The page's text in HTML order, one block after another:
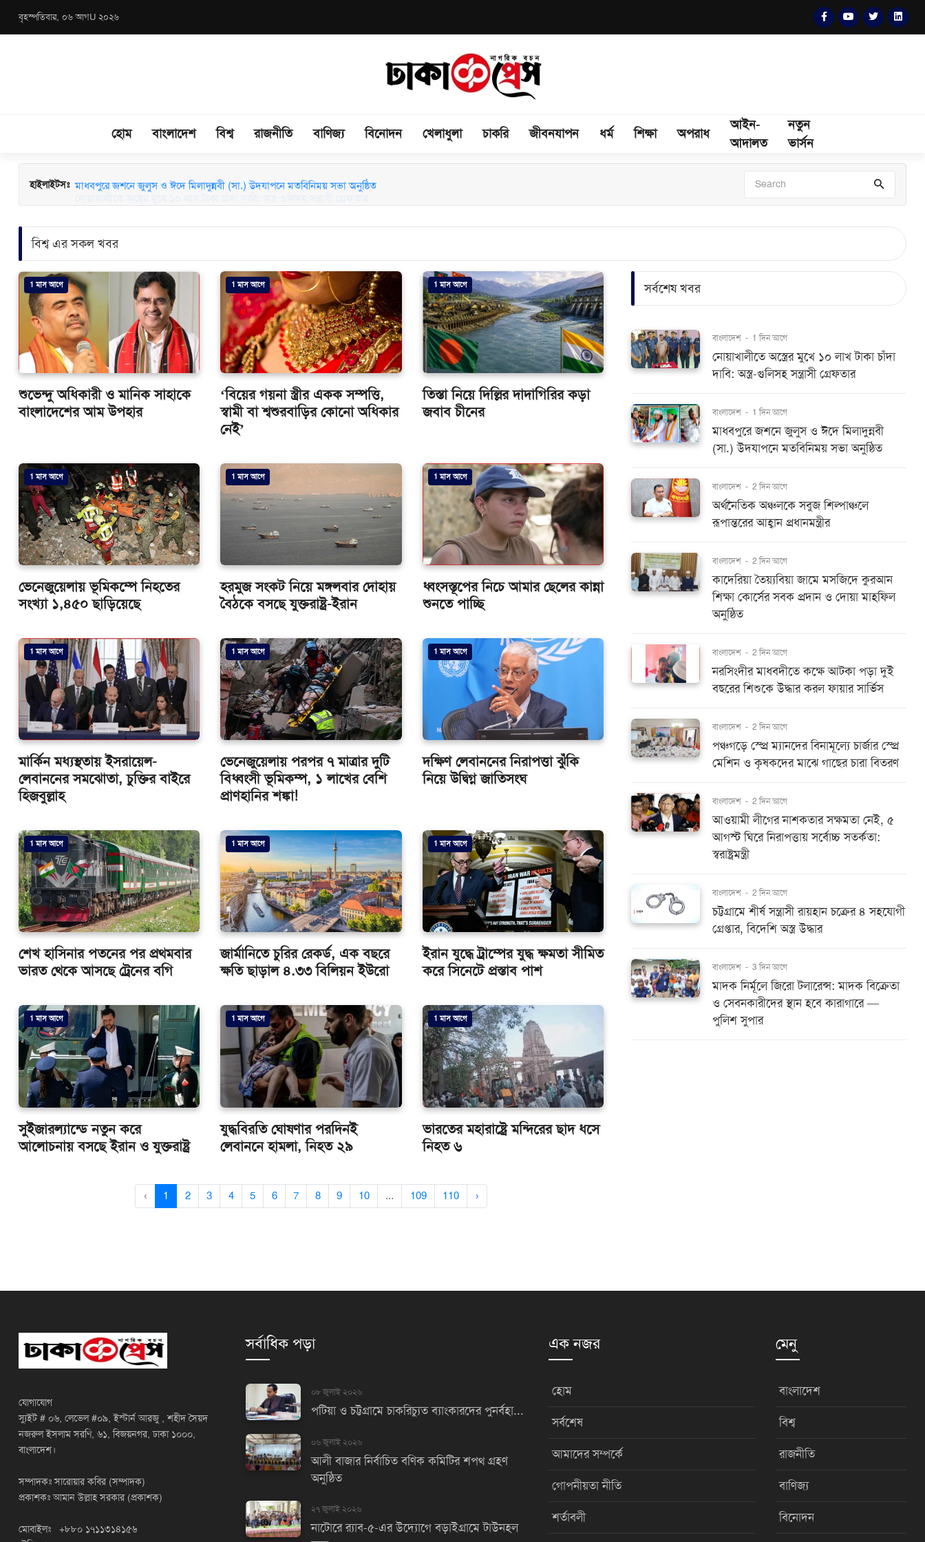
বৃহস্পতিবার, ০৬ আগU ২০২৬
হোম বাংলাদেশ বিশ্ব রাজনীতি বাণিজ্য বিনোদন খেলাধুলা চাকরি জীবনযাপন ধর্ম শিক্ষা অপরাধ
আইন-
আদালত
নতুন
ভার্সন
হাইলাইটসঃ মাধবপুরে জশনে জুলুস ও ঈদে মিলাদুন্নবী (সা.) উদযাপনে মতবিনিময় সভা অনুষ্ঠিত
বিশ্ব এর সকল খবর
1 মাস আগে
শুভেন্দু অধিকারী ও মানিক সাহাকে
বাংলাদেশের আম উপহার
1 মাস আগে
‘বিয়ের গয়না স্ত্রীর একক সম্পত্তি,
স্বামী বা শ্বশুরবাড়ির কোনো অধিকার
নেই’
1 মাস আগে
তিস্তা নিয়ে দিল্লির দাদাগিরির কড়া
জবাব চীনের
1 মাস আগে
ভেনেজুয়েলায় ভূমিকম্পে নিহতের
সংখ্যা ১,৪৫০ ছাড়িয়েছে
1 মাস আগে
হরমুজ সংকট নিয়ে মঙ্গলবার দোহায়
বৈঠকে বসছে যুক্তরাষ্ট্র-ইরান
1 মাস আগে
ধ্বংসস্তূপের নিচে আমার ছেলের কান্না
শুনতে পাচ্ছি
1 মাস আগে
মার্কিন মধ্যস্থতায় ইসরায়েল-
লেবাননের সমঝোতা, চুক্তির বাইরে
হিজবুল্লাহ
1 মাস আগে
ভেনেজুয়েলায় পরপর ৭ মাত্রার দুটি
বিধ্বংসী ভূমিকম্প, ১ লাখের বেশি
প্রাণহানির শঙ্কা!
1 মাস আগে
দক্ষিণ লেবাননের নিরাপত্তা ঝুঁকি
নিয়ে উদ্বিগ্ন জাতিসংঘ
1 মাস আগে
শেখ হাসিনার পতনের পর প্রথমবার
ভারত থেকে আসছে ট্রেনের বগি
1 মাস আগে
জার্মানিতে চুরির রেকর্ড, এক বছরে
ক্ষতি ছাড়াল ৪.৩৩ বিলিয়ন ইউরো
1 মাস আগে
ইরান যুদ্ধে ট্রাম্পের যুদ্ধ ক্ষমতা সীমিত
করে সিনেটে প্রস্তাব পাশ
1 মাস আগে
সুইজারল্যান্ডে নতুন করে
আলোচনায় বসছে ইরান ও যুক্তরাষ্ট্র
1 মাস আগে
যুদ্ধবিরতি ঘোষণার পরদিনই
লেবাননে হামলা, নিহত ২৯
1 মাস আগে
ভারতের মহারাষ্ট্রে মন্দিরের ছাদ ধসে
নিহত ৬
‹ 1 2 3 4 5 6 7 8 9 10 ... 109 110 ›
সর্বশেষ খবর
বাংলাদেশ - 1 দিন আগে
নোয়াখালীতে অস্ত্রের মুখে ১০ লাখ টাকা চাঁদা
দাবি: অস্ত্র-গুলিসহ সন্ত্রাসী গ্রেফতার
বাংলাদেশ - 1 দিন আগে
মাধবপুরে জশনে জুলুস ও ঈদে মিলাদুন্নবী
(সা.) উদযাপনে মতবিনিময় সভা অনুষ্ঠিত
বাংলাদেশ - 2 দিন আগে
অর্থনৈতিক অঞ্চলকে সবুজ শিল্পাঞ্চলে
রূপান্তরের আহ্বান প্রধানমন্ত্রীর
বাংলাদেশ - 2 দিন আগে
কাদেরিয়া তৈয়্যবিয়া জামে মসজিদে কুরআন
শিক্ষা কোর্সের সবক প্রদান ও দোয়া মাহফিল
অনুষ্ঠিত
বাংলাদেশ - 2 দিন আগে
নরসিংদীর মাধবদীতে কক্ষে আটকা পড়া দুই
বছরের শিশুকে উদ্ধার করল ফায়ার সার্ভিস
বাংলাদেশ - 2 দিন আগে
পঞ্চগড়ে স্প্রে ম্যানদের বিনামূল্যে চার্জার স্প্রে
মেশিন ও কৃষকদের মাঝে গাছের চারা বিতরণ
বাংলাদেশ - 2 দিন আগে
আওয়ামী লীগের নাশকতার সক্ষমতা নেই, ৫
আগস্ট ঘিরে নিরাপত্তায় সর্বোচ্চ সতর্কতা:
স্বরাষ্ট্রমন্ত্রী
বাংলাদেশ - 2 দিন আগে
চট্টগ্রামে শীর্ষ সন্ত্রাসী রায়হান চক্রের ৪ সহযোগী
গ্রেপ্তার, বিদেশি অস্ত্র উদ্ধার
বাংলাদেশ - 3 দিন আগে
মাদক নির্মূলে জিরো টলারেন্স: মাদক বিক্রেতা
ও সেবনকারীদের স্থান হবে কারাগারে —
পুলিশ সুপার
যোগাযোগ
স্যুইট # ০৬, লেভেল #০৯, ইস্টার্ন আরজু , শহীদ সৈয়দ
নজরুল ইসলাম সরণি, ৬১, বিজয়নগর, ঢাকা ১০০০,
বাংলাদেশ।
সম্পাদকঃ সারোয়ার কবির (সম্পাদক)
প্রকাশকঃ আমান উল্লাহ সরকার (প্রকাশক)
মোবাইলঃ +৮৮০ ১৭১১৩১৪১৫৬
সর্বাধিক পড়া
০৮ জুলাই ২০২৬
পটিয়া ও চট্টগ্রামে চাকরিচ্যুত ব্যাংকারদের পুনর্বহা...
০৬ জুলাই ২০২৬
আলী বাজার নির্বাচিত বণিক কমিটির শপথ গ্রহণ
অনুষ্ঠিত
২৭ জুলাই ২০২৬
নাটোরে র‌্যাব-৫-এর উদ্যোগে বড়াইগ্রামে টাউনহল
এক নজর
হোম
সর্বশেষ
আমাদের সম্পর্কে
গোপনীয়তা নীতি
শর্তাবলী
মেনু
বাংলাদেশ
বিশ্ব
রাজনীতি
বাণিজ্য
বিনোদন